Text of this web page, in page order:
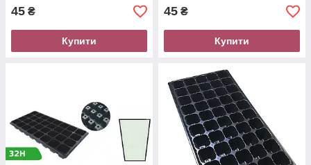
45 ₴
Купити
45 ₴
Купити